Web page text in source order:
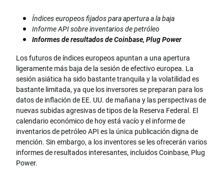
Índices europeos fijados para apertura a la baja
Informe API sobre inventarios de petróleo
Informes de resultados de Coinbase, Plug Power
Los futuros de índices europeos apuntan a una apertura
ligeramente más baja de la sesión de efectivo europea. La
sesión asiática ha sido bastante tranquila y la volatilidad es
bastante limitada, ya que los inversores se preparan para los
datos de inflación de EE. UU. de mañana y las perspectivas de
nuevas subidas agresivas de tipos de la Reserva Federal. El
calendario económico de hoy está vacío y el informe de
inventarios de petróleo API es la única publicación digna de
mención. Sin embargo, a los inventores se les ofrecerán varios
informes de resultados interesantes, incluidos Coinbase, Plug
Power.